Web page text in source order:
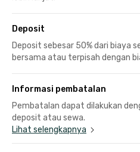
Deposit
Deposit sebesar 50% dari biaya
bersama atau terpisah dengan
Informasi pembatalan
Pembatalan dapat dilakukan
deposit atau sewa.
Lihat selengkapnya